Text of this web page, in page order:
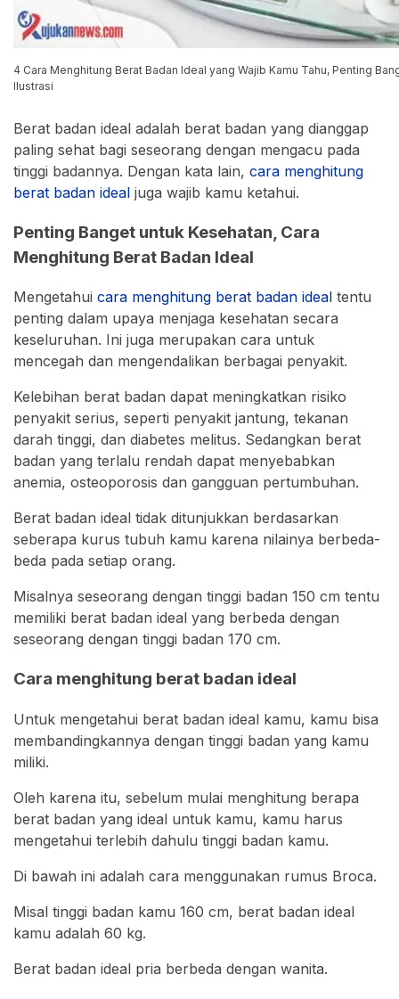
4 Cara Menghitung Berat Badan Ideal yang Wajib Kamu Tahu, Penting
Ilustrasi
Berat badan ideal adalah berat badan yang dianggap
paling sehat bagi seseorang dengan mengacu pada
tinggi badannya. Dengan kata lain, cara menghitung
berat badan ideal juga wajib kamu ketahui.
Penting Banget untuk Kesehatan, Cara
Menghitung Berat Badan Ideal
Mengetahui cara menghitung berat badan ideal tentu
penting dalam upaya menjaga kesehatan secara
keseluruhan. Ini juga merupakan cara untuk
mencegah dan mengendalikan berbagai penyakit.
Kelebihan berat badan dapat meningkatkan risiko
penyakit serius, seperti penyakit jantung, tekanan
darah tinggi, dan diabetes melitus. Sedangkan berat
badan yang terlalu rendah dapat menyebabkan
anemia, osteoporosis dan gangguan pertumbuhan.
Berat badan ideal tidak ditunjukkan berdasarkan
seberapa kurus tubuh kamu karena nilainya berbeda-
beda pada setiap orang.
Misalnya seseorang dengan tinggi badan 150 cm tentu
memiliki berat badan ideal yang berbeda dengan
seseorang dengan tinggi badan 170 cm.
Cara menghitung berat badan ideal
Untuk mengetahui berat badan ideal kamu, kamu bisa
membandingkannya dengan tinggi badan yang kamu
miliki.
Oleh karena itu, sebelum mulai menghitung berapa
berat badan yang ideal untuk kamu, kamu harus
mengetahui terlebih dahulu tinggi badan kamu.
Di bawah ini adalah cara menggunakan rumus Broca.
Misal tinggi badan kamu 160 cm, berat badan ideal
kamu adalah 60 kg.
Berat badan ideal pria berbeda dengan wanita.